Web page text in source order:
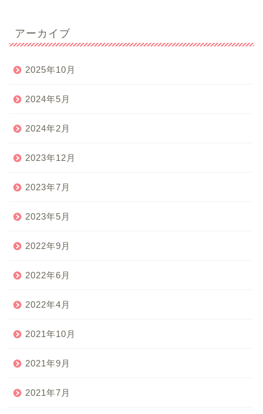
アーカイブ
2025年10月
2024年5月
2024年2月
2023年12月
2023年7月
2023年5月
2022年9月
2022年6月
2022年4月
2021年10月
2021年9月
2021年7月